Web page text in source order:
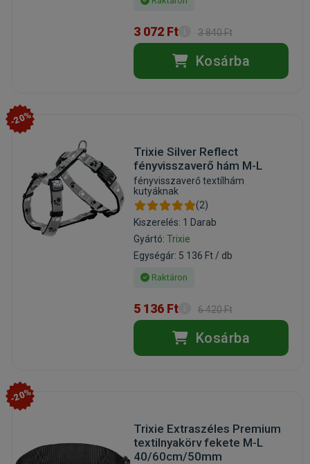
3 072 Ft 3 840 Ft
Kosárba
-20%
Trixie Silver Reflect
fényvisszaverő hám M-L
fényvisszaverő textílhám
kutyáknak
(2)
Kiszerelés: 1 Darab
Gyártó: Trixie
Egységár: 5 136 Ft / db
Raktáron
5 136 Ft 6 420 Ft
Kosárba
-20%
Trixie Extraszéles Premium
textilnyakörv fekete M-L
40/60cm/50mm